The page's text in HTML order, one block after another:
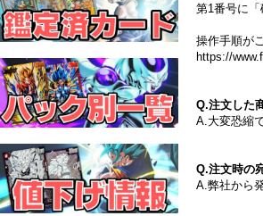
第1番号に
操作手順が
https://
Q.注文した
A.大変恐縮
Q.注文時の
A.弊社から